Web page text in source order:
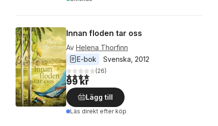
Innan floden tar oss
Av Helena Thorfinn
E-bok
Svenska 2012
4,0utav 5 stjärnor. Totalt antal röster:
(26)
99 kr
Lägg till
Läs direkt efter köp